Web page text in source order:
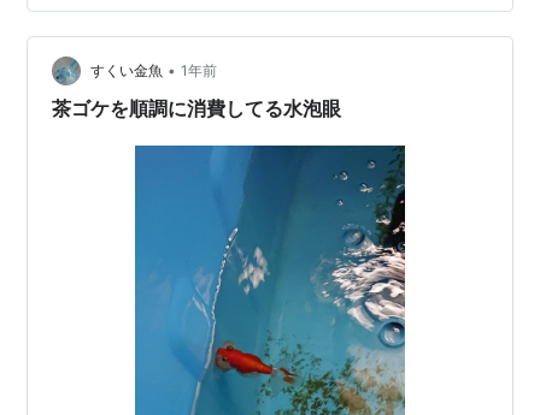
ョンでの水温管理は出来てるので(今のところ28℃以下)
金魚たちのエサを増やします⤴️ 一種類しかあげてなかった
子たちも二種…
すくい金魚 • 1年前
茶ゴケを順調に消費してる水泡眼